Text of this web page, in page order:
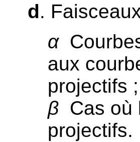
d.
α
aux
projectifs ;
β Cas où
projectifs.